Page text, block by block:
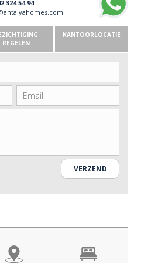
324 54 94
REGELEN
KANTOORLOCATIE